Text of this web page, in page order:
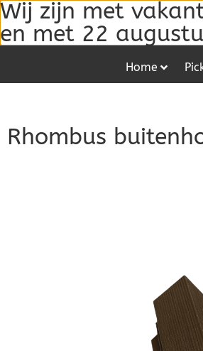
Home
Rhombus
Wij zijn met
en met 22